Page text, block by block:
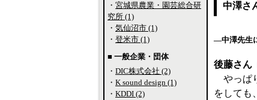
中澤さ
―中澤先生
後藤さん
やっぱ
をしても
・ 宮城県農業・園芸総合研
究所 (1)
・ 気仙沼市 (1)
・ 登米市 (1)
■ 一般企業・団体
・ DIC株式会社 (2)
・ K sound design (1)
・ KDDI (2)